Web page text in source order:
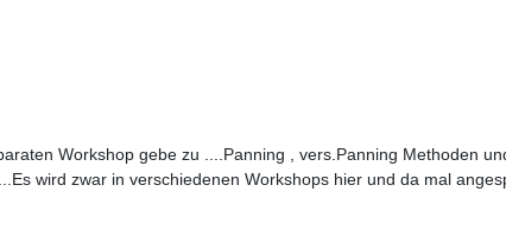
Workshop gebe zu ....Panning , vers.Panning Methoden
wird zwar in verschiedenen Workshops hier und da mal